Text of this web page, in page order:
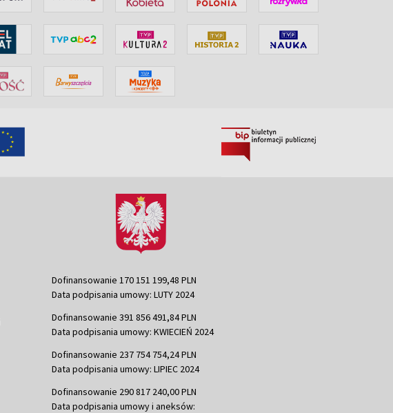
Dofinansowanie 170 151 199,48 PLN
Data podpisania umowy: LUTY 2024
Dofinansowanie 391 856 491,84 PLN
Data podpisania umowy: KWIECIEŃ 2024
Dofinansowanie 237 754 754,24 PLN
Data podpisania umowy: LIPIEC 2024
Dofinansowanie 290 817 240,00 PLN
Data podpisania umowy i aneksów: